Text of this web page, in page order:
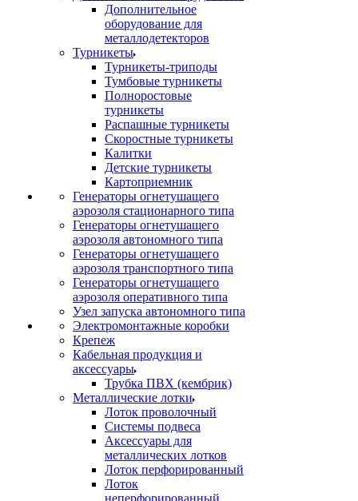
Дополнительное
оборудование для
металлодетекторов
Турникеты
Турникеты-триподы
Тумбовые турникеты
Полноростовые
турникеты
Распашные турникеты
Скоростные турникеты
Калитки
Детские турникеты
Картоприемник
Генераторы огнетушащего
аэрозоля стационарного типа
Генераторы огнетушащего
аэрозоля автономного типа
Генераторы огнетушащего
аэрозоля транспортного типа
Генераторы огнетушащего
аэрозоля оперативного типа
Узел запуска автономного типа
Электромонтажные коробки
Крепеж
Кабельная продукция и
аксессуары
Трубка ПВХ (кембрик)
Металлические лотки
Лоток проволочный
Системы подвеса
Аксессуары для
металлических лотков
Лоток перфорированный
Лоток
неперфорированный